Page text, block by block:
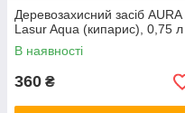
Деревозахисний засіб AURA
Lasur Aqua (кипарис), 0,75 л
В наявності
360 ₴